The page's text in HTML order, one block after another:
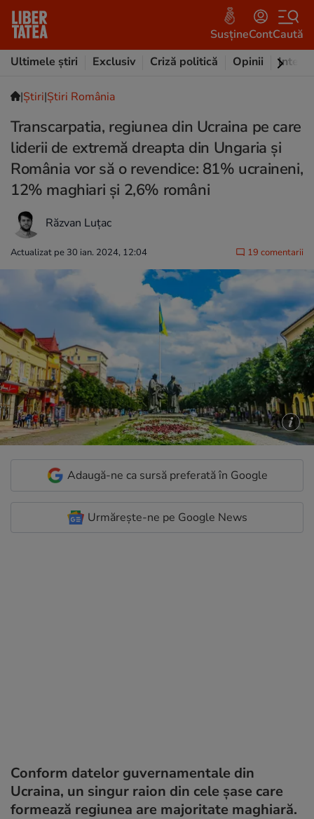
SusțineContCaută
Ultimele știri
Exclusiv Criză politică Opinii
|Ştiri|Știri România
Transcarpatia, regiunea din Ucraina pe care
liderii de extremă dreapta din Ungaria și
România vor să o revendice: 81% ucraineni,
12% maghiari și 2,6% români
Răzvan Luțac
Actualizat pe 30 ian. 2024, 12:04 19 comentarii
Adaugă-ne ca sursă preferată în Google
Urmărește-ne pe Google News
Conform datelor guvernamentale din
Ucraina, un singur raion din cele șase care
formează regiunea are majoritate maghiară.